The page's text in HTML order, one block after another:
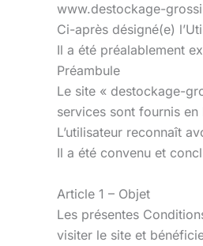
www.destockage-
Ci-après désigné(e)
Il a été préalablement
Préambule
Le site « destockage-
services sont fournis en
L’utilisateur reconnaît
Il a été convenu et
Article 1 – Objet
Les présentes
visiter le site et